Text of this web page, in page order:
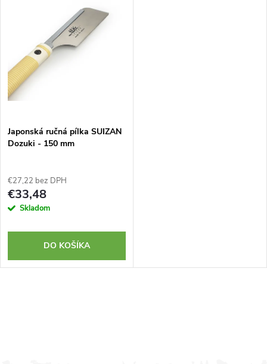
Japonská ručná pílka SUIZAN
Dozuki - 150 mm
€27,22 bez DPH
€33,48
Skladom
DO KOŠÍKA